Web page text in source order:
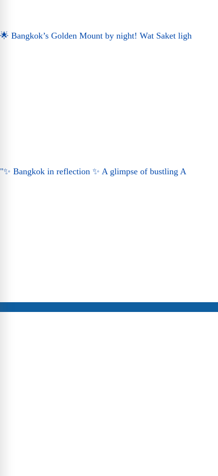
🌟 Bangkok’s Golden Mount by night! Wat Saket ligh
"✨ Bangkok in reflection ✨ A glimpse of bustling A